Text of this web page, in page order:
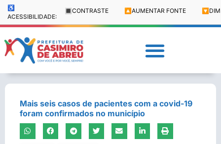
♿
ACESSIBILIDADE:
🔳 CONTRASTE 🔼 AUMENTAR FONTE 🔽
Mais seis casos de pacientes com a covid-19
foram confirmados no município